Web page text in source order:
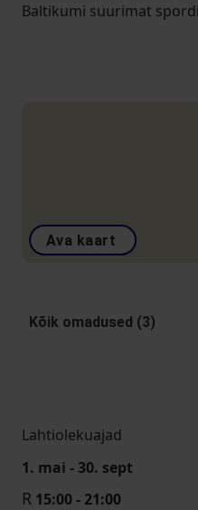
Baltikumi suurimat
Ava kaart
Kõik omadused (3)
Lahtiolekuajad
1. mai - 30. sept
R 15:00 - 21:00